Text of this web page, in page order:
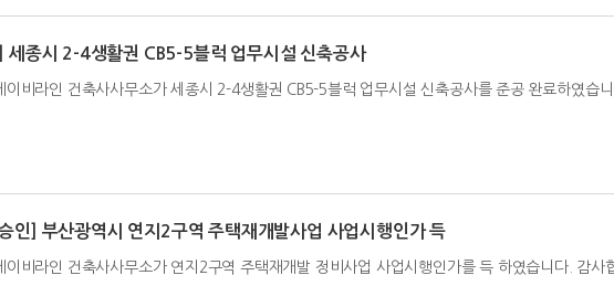
] 세종시 2-4생활권 CB5-5블럭 업무시설 신축공사
이비라인 건축사사무소가 세종시 2-4생활권 CB5-5블럭 업무시설 신축공사를 준공 완료하였습
인] 부산광역시 연지2구역 주택재개발사업 사업시행인가 득
이비라인 건축사사무소가 연지2구역 주택재개발 정비사업 사업시행인가를 득 하였습니다. 감사